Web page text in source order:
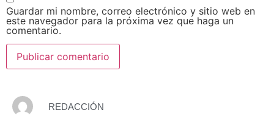
Guardar mi nombre, correo electrónico y sitio web en
este navegador para la próxima vez que haga un
comentario.
REDACCIÓN